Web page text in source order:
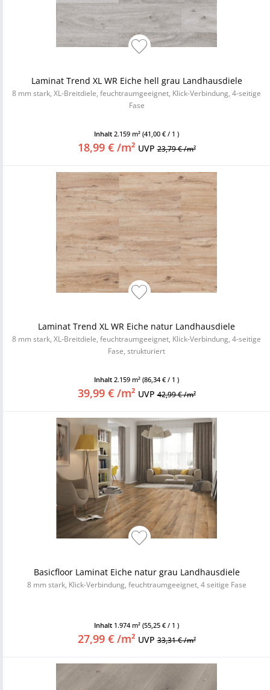
Laminat Trend XL WR Eiche hell grau Landhausdiele
8 mm stark, XL-Breitdiele, feuchtraumgeeignet, Klick-Verbindung, 4-seitige
Fase
Inhalt 2.159 m² (41,00 € / 1 )
18,99 € /m² UVP23,79 € /m²
Laminat Trend XL WR Eiche natur Landhausdiele
8 mm stark, XL-Breitdiele, feuchtraumgeeignet, Klick-Verbindung, 4-seitige
Fase, strukturiert
Inhalt 2.159 m² (86,34 € / 1 )
39,99 € /m² UVP42,99 € /m²
Basicfloor Laminat Eiche natur grau Landhausdiele
8 mm stark, Klick-Verbindung, feuchtraumgeeignet, 4 seitige Fase
Inhalt 1.974 m² (55,25 € / 1 )
27,99 € /m² UVP33,31 € /m²